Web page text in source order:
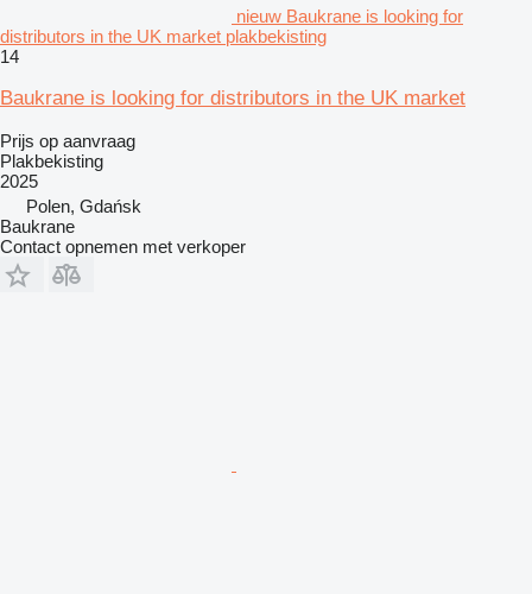
nieuw Baukrane is looking for
distributors in the UK market plakbekisting
14
Baukrane is looking for distributors in the UK market
Prijs op aanvraag
Plakbekisting
2025
Polen, Gdańsk
Baukrane
Contact opnemen met verkoper